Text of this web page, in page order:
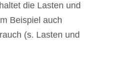
die Lasten und
Beispiel auch
(s. Lasten und